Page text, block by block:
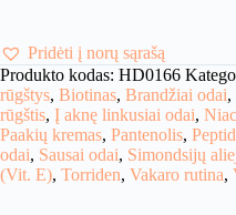
Pridėti į norų sąrašą
Produkto kodas: HD0166
rūgštys, Biotinas, Brandžiai odai,
rūgštis, Į aknę linkusiai odai,
Paakių kremas, Pantenolis,
odai, Sausai odai, Simondsijų
(Vit. E), Torriden, Vakaro rutina,